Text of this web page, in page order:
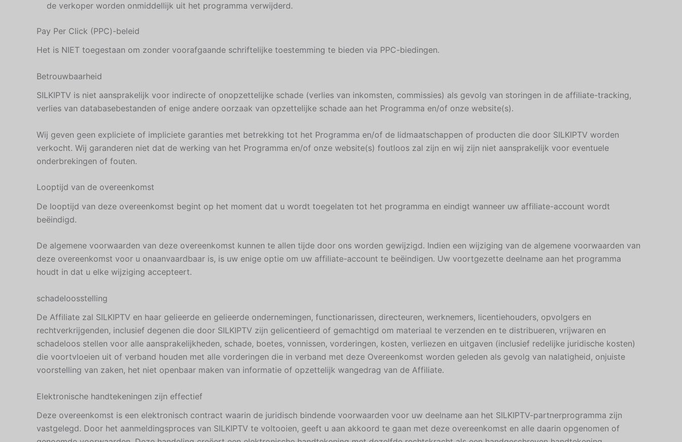
de verkoper worden onmiddellijk uit het programma verwijderd.
Pay Per Click (PPC)-beleid
Het is NIET toegestaan om zonder voorafgaande schriftelijke toestemming te bieden via PPC-biedingen.
Betrouwbaarheid
SILKIPTV is niet aansprakelijk voor indirecte of onopzettelijke schade (verlies van inkomsten, commissies) als gevolg van storingen in de affiliate-tracking,
verlies van databasebestanden of enige andere oorzaak van opzettelijke schade aan het Programma en/of onze website(s).
Wij geven geen expliciete of impliciete garanties met betrekking tot het Programma en/of de lidmaatschappen of producten die door SILKIPTV worden
verkocht. Wij garanderen niet dat de werking van het Programma en/of onze website(s) foutloos zal zijn en wij zijn niet aansprakelijk voor eventuele
onderbrekingen of fouten.
Looptijd van de overeenkomst
De looptijd van deze overeenkomst begint op het moment dat u wordt toegelaten tot het programma en eindigt wanneer uw affiliate-account wordt
beëindigd.
De algemene voorwaarden van deze overeenkomst kunnen te allen tijde door ons worden gewijzigd. Indien een wijziging van de algemene voorwaarden van
deze overeenkomst voor u onaanvaardbaar is, is uw enige optie om uw affiliate-account te beëindigen. Uw voortgezette deelname aan het programma
houdt in dat u elke wijziging accepteert.
schadeloosstelling
De Affiliate zal SILKIPTV en haar gelieerde en gelieerde ondernemingen, functionarissen, directeuren, werknemers, licentiehouders, opvolgers en
rechtverkrijgenden, inclusief degenen die door SILKIPTV zijn gelicentieerd of gemachtigd om materiaal te verzenden en te distribueren, vrijwaren en
schadeloos stellen voor alle aansprakelijkheden, schade, boetes, vonnissen, vorderingen, kosten, verliezen en uitgaven (inclusief redelijke juridische kosten)
die voortvloeien uit of verband houden met alle vorderingen die in verband met deze Overeenkomst worden geleden als gevolg van nalatigheid, onjuiste
voorstelling van zaken, het niet openbaar maken van informatie of opzettelijk wangedrag van de Affiliate.
Elektronische handtekeningen zijn effectief
Deze overeenkomst is een elektronisch contract waarin de juridisch bindende voorwaarden voor uw deelname aan het SILKIPTV-partnerprogramma zijn
vastgelegd. Door het aanmeldingsproces van SILKIPTV te voltooien, geeft u aan akkoord te gaan met deze overeenkomst en alle daarin opgenomen of